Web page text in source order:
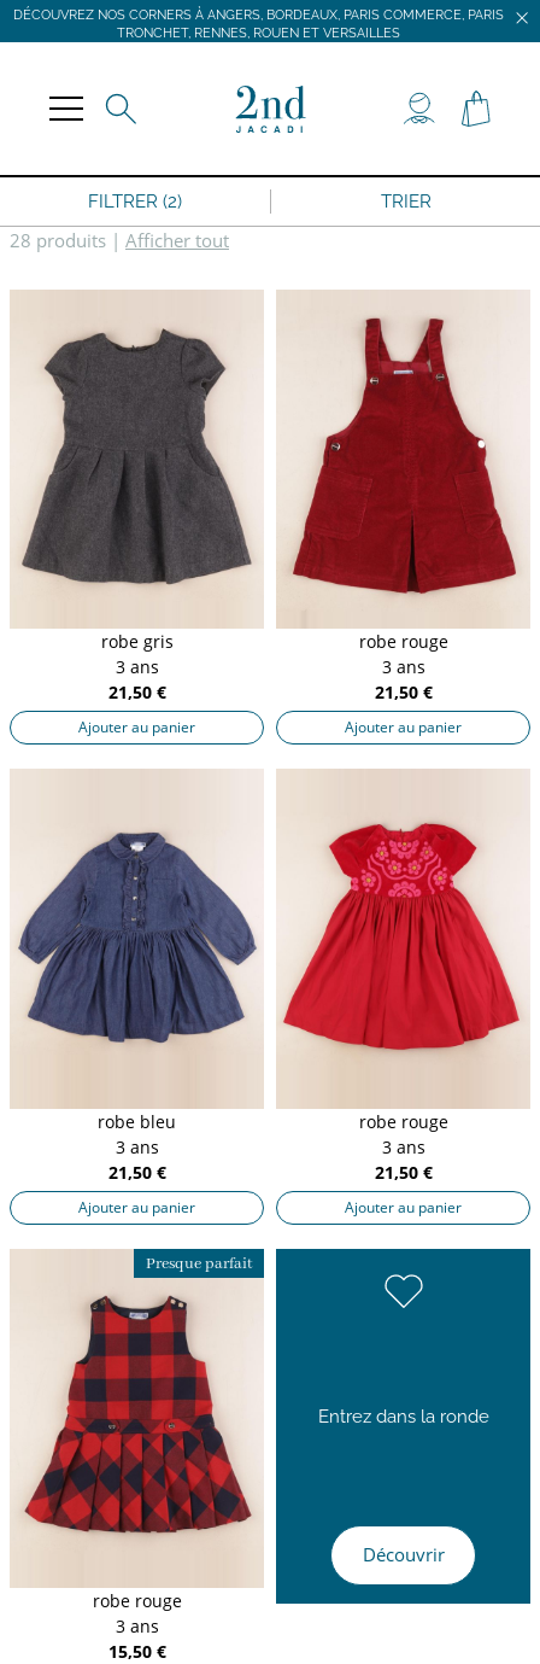
DÉCOUVREZ NOS CORNERS À ANGERS, BORDEAUX, PARIS COMMERCE, PARIS
TRONCHET, RENNES, ROUEN ET VERSAILLES
DÉCOUVREZ NOS CORNERS À ANGERS, BORDEAUX, PARIS COMMERCE, PARIS
TRONCHET, RENNES, ROUEN ET VERSAILLES
FILTRER (2) TRIER
28 produits | Afficher tout
robe gris
3 ans
21,50 €
Ajouter au panier
robe rouge
3 ans
21,50 €
Ajouter au panier
robe bleu
3 ans
21,50 €
Ajouter au panier
robe rouge
3 ans
21,50 €
Ajouter au panier
Presque parfait
robe rouge
3 ans
15,50 €
Entrez dans la ronde
Découvrir